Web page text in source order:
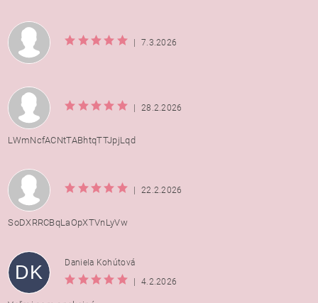
| 7.3.2026
| 28.2.2026
LWmNcfACNtTABhtqTTJpjLqd
| 22.2.2026
SoDXRRCBqLaOpXTVnLyVw
DK
Daniela Kohútová
|
4.2.2026